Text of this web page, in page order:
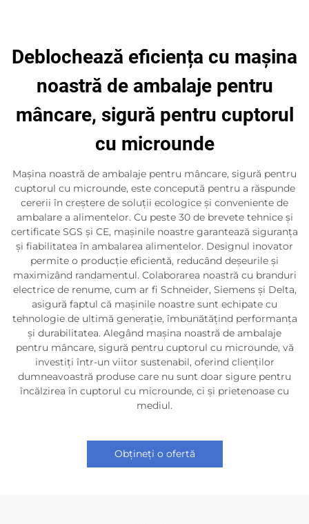
Deblochează eficiența cu mașina
noastră de ambalaje pentru
mâncare, sigură pentru cuptorul
cu microunde
Mașina noastră de ambalaje pentru mâncare, sigură pentru
cuptorul cu microunde, este concepută pentru a răspunde
cererii în creștere de soluții ecologice și conveniente de
ambalare a alimentelor. Cu peste 30 de brevete tehnice și
certificate SGS și CE, mașinile noastre garantează siguranța
și fiabilitatea în ambalarea alimentelor. Designul inovator
permite o producție eficientă, reducând deșeurile și
maximizând randamentul. Colaborarea noastră cu branduri
electrice de renume, cum ar fi Schneider, Siemens și Delta,
asigură faptul că mașinile noastre sunt echipate cu
tehnologie de ultimă generație, îmbunătățind performanța
și durabilitatea. Alegând mașina noastră de ambalaje
pentru mâncare, sigură pentru cuptorul cu microunde, vă
investiți într-un viitor sustenabil, oferind clienților
dumneavoastră produse care nu sunt doar sigure pentru
încălzirea în cuptorul cu microunde, ci și prietenoase cu
mediul.
Obțineți o ofertă